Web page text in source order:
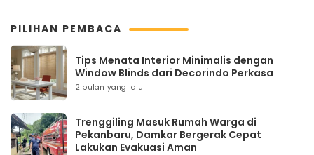
PILIHAN PEMBACA
Tips Menata Interior Minimalis dengan
Window Blinds dari Decorindo Perkasa
2 bulan yang lalu
Trenggiling Masuk Rumah Warga di
Pekanbaru, Damkar Bergerak Cepat
Lakukan Evakuasi Aman